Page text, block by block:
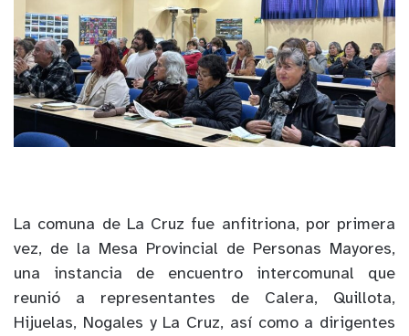
La comuna de La Cruz fue anfitriona, por primera
vez, de la Mesa Provincial de Personas Mayores,
una instancia de encuentro intercomunal que
reunió a representantes de Calera, Quillota,
Hijuelas, Nogales y La Cruz, así como a dirigentes